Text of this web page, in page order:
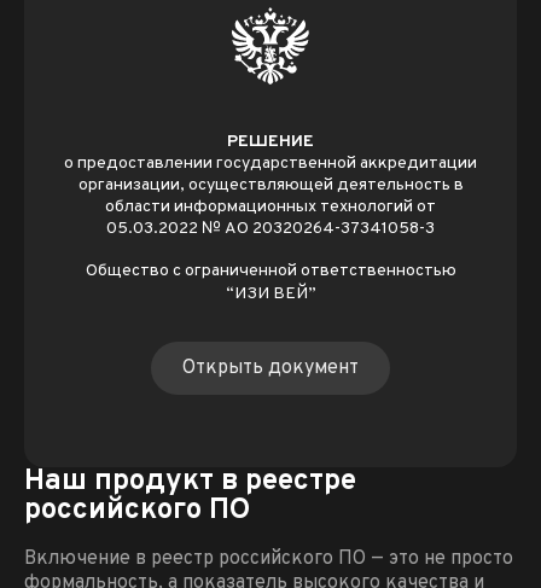
РЕШЕНИЕ
о предоставлении государственной аккредитации
организации, осуществляющей деятельность в
области информационных технологий от
05.03.2022 № АО 20320264-37341058-3
Общество с ограниченной ответственностью
“ИЗИ ВЕЙ”
Открыть документ
Наш продукт в реестре
российского ПО
Включение в реестр российского ПО — это не просто
формальность, а показатель высокого качества и